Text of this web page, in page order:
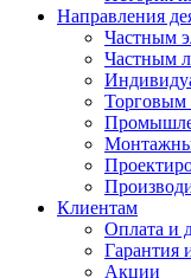
Направления
Частным
Частным
Торговым
Клиентам
Оплата и
Гарантия
Акции